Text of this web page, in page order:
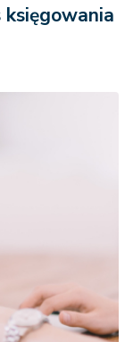
księgowania